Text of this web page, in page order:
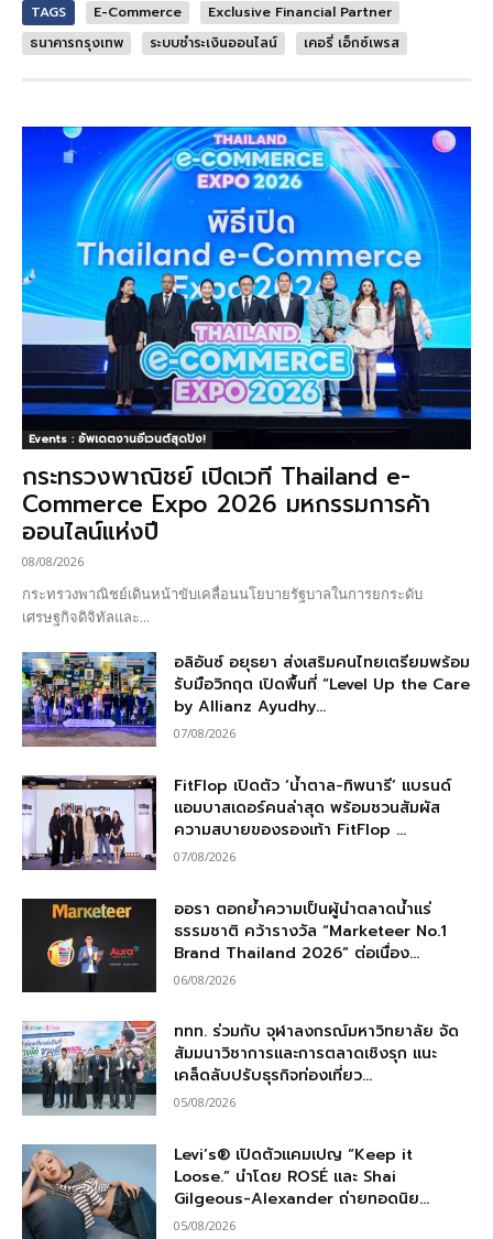
TAGS E-Commerce
Exclusive Financial Partner
ธนาคารกรุงเทพ
ระบบชำระเงินออนไลน์ เคอรี่ เอ็กซ์เพรส
Events : อัพเดตงานอีเวนต์สุดปัง!
กระทรวงพาณิชย์ เปิดเวที Thailand e-
Commerce Expo 2026 มหกรรมการค้า
ออนไลน์แห่งปี
08/08/2026
กระทรวงพาณิชย์เดินหน้าขับเคลื่อนนโยบายรัฐบาลในการยกระดับ
เศรษฐกิจดิจิทัลและ...
อลิอันซ์ อยุธยา ส่งเสริมคนไทยเตรียมพร้อม
รับมือวิกฤต เปิดพื้นที่ “Level Up the Care
by Allianz Ayudhy...
07/08/2026
FitFlop เปิดตัว ‘น้ำตาล-ทิพนารี’ แบรนด์
แอมบาสเดอร์คนล่าสุด พร้อมชวนสัมผัส
ความสบายของรองเท้า FitFlop ...
07/08/2026
ออรา ตอกย้ำความเป็นผู้นำตลาดน้ำแร่
ธรรมชาติ คว้ารางวัล “Marketeer No.1
Brand Thailand 2026” ต่อเนื่อง...
06/08/2026
ททท. ร่วมกับ จุฬาลงกรณ์มหาวิทยาลัย จัด
สัมมนาวิชาการและการตลาดเชิงรุก แนะ
เคล็ดลับปรับธุรกิจท่องเที่ยว...
05/08/2026
Levi’s® เปิดตัวแคมเปญ “Keep it
Loose.” นำโดย ROSÉ และ Shai
Gilgeous-Alexander ถ่ายทอดนิย...
05/08/2026